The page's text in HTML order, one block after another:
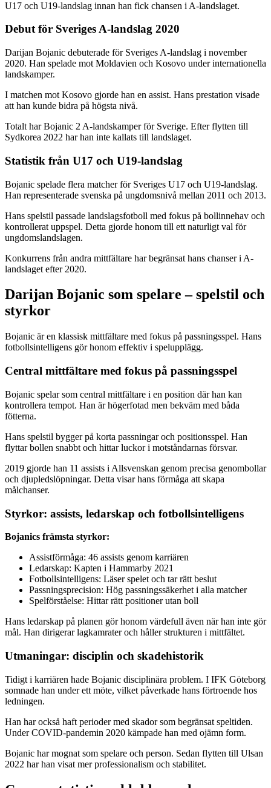
U17 och U19-landslag innan han fick chansen i A-landslaget.
Debut för Sveriges A-landslag 2020
Darijan Bojanic debuterade för Sveriges A-landslag i november
2020. Han spelade mot Moldavien och Kosovo under internationella
landskamper.
I matchen mot Kosovo gjorde han en assist. Hans prestation visade
att han kunde bidra på högsta nivå.
Totalt har Bojanic 2 A-landskamper för Sverige. Efter flytten till
Sydkorea 2022 har han inte kallats till landslaget.
Statistik från U17 och U19-landslag
Bojanic spelade flera matcher för Sveriges U17 och U19-landslag.
Han representerade svenska på ungdomsnivå mellan 2011 och 2013.
Hans spelstil passade landslagsfotboll med fokus på bollinnehav och
kontrollerat uppspel. Detta gjorde honom till ett naturligt val för
ungdomslandslagen.
Konkurrens från andra mittfältare har begränsat hans chanser i A-
landslaget efter 2020.
Darijan Bojanic som spelare – spelstil och
styrkor
Bojanic är en klassisk mittfältare med fokus på passningsspel. Hans
fotbollsintelligens gör honom effektiv i spelupplägg.
Central mittfältare med fokus på passningsspel
Bojanic spelar som central mittfältare i en position där han kan
kontrollera tempot. Han är högerfotad men bekväm med båda
fötterna.
Hans spelstil bygger på korta passningar och positionsspel. Han
flyttar bollen snabbt och hittar luckor i motståndarnas försvar.
2019 gjorde han 11 assists i Allsvenskan genom precisa genombollar
och djupledslöpningar. Detta visar hans förmåga att skapa
målchanser.
Styrkor: assists, ledarskap och fotbollsintelligens
Bojanics främsta styrkor:
Assistförmåga: 46 assists genom karriären
Ledarskap: Kapten i Hammarby 2021
Fotbollsintelligens: Läser spelet och tar rätt beslut
Passningsprecision: Hög passningssäkerhet i alla matcher
Spelförståelse: Hittar rätt positioner utan boll
Hans ledarskap på planen gör honom värdefull även när han inte gör
mål. Han dirigerar lagkamrater och håller strukturen i mittfältet.
Utmaningar: disciplin och skadehistorik
Tidigt i karriären hade Bojanic disciplinära problem. I IFK Göteborg
somnade han under ett möte, vilket påverkade hans förtroende hos
ledningen.
Han har också haft perioder med skador som begränsat speltiden.
Under COVID-pandemin 2020 kämpade han med ojämn form.
Bojanic har mognat som spelare och person. Sedan flytten till Ulsan
2022 har han visat mer professionalism och stabilitet.